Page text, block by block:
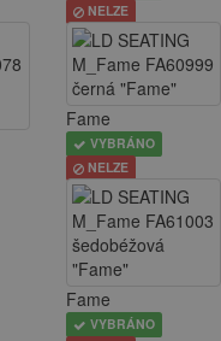
NELZE
Fame
VYBRÁNO
NELZE
Fame
VYBRÁNO